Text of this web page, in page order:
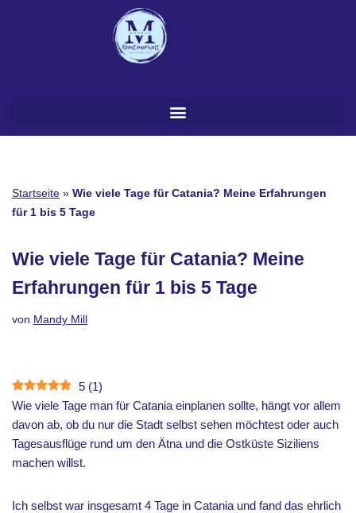
Startseite » Wie viele Tage für Catania? Meine Erfahrungen
für 1 bis 5 Tage
Wie viele Tage für Catania? Meine
Erfahrungen für 1 bis 5 Tage
von Mandy Mill
5 (1)
Wie viele Tage man für Catania einplanen sollte, hängt vor allem
davon ab, ob du nur die Stadt selbst sehen möchtest oder auch
Tagesausflüge rund um den Ätna und die Ostküste Siziliens
machen willst.
Ich selbst war insgesamt 4 Tage in Catania und fand das ehrlich